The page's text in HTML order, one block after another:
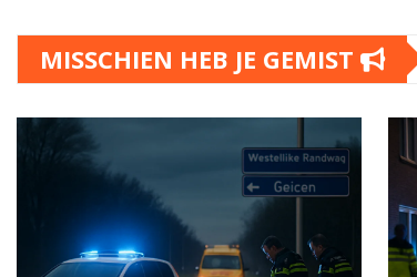
MISSCHIEN HEB JE GEMIST